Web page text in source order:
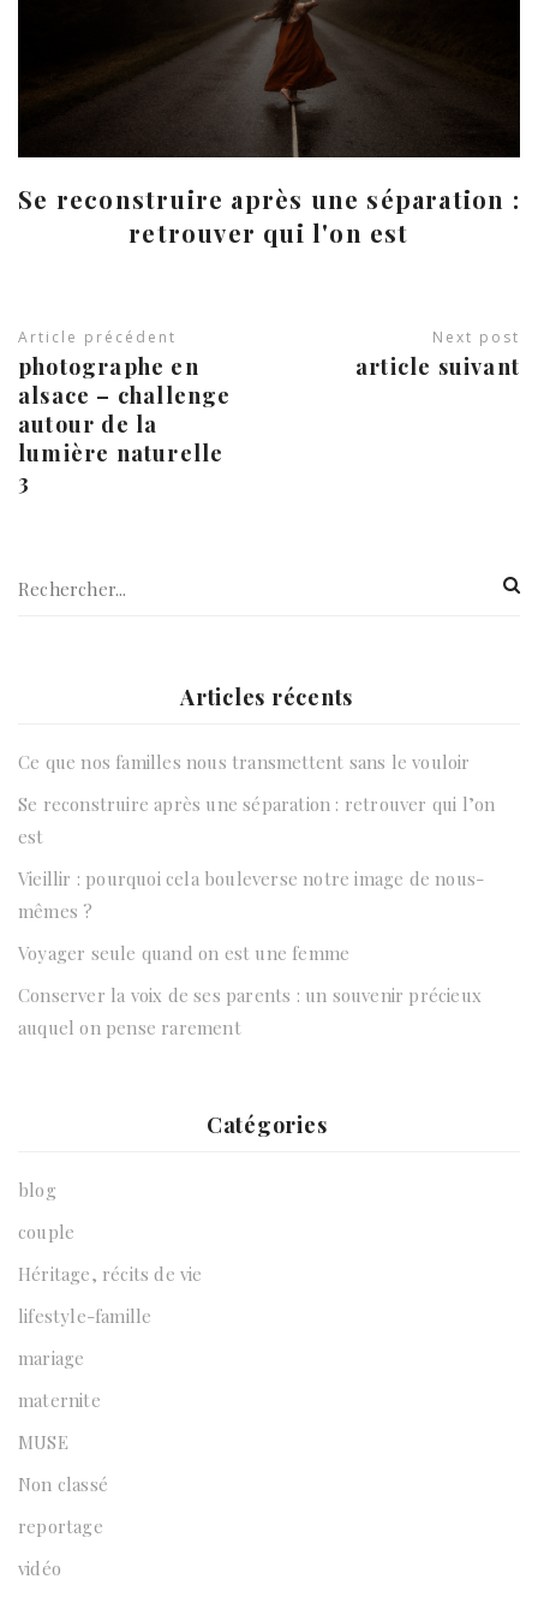
Se reconstruire après une séparation :
retrouver qui l'on est
Article précédent
photographe en
alsace – challenge
autour de la
lumière naturelle
3
Next post
article suivant
Articles récents
Ce que nos familles nous transmettent sans le vouloir
Se reconstruire après une séparation : retrouver qui l’on
est
Vieillir : pourquoi cela bouleverse notre image de nous-
mêmes ?
Voyager seule quand on est une femme
Conserver la voix de ses parents : un souvenir précieux
auquel on pense rarement
Catégories
blog
couple
Héritage, récits de vie
lifestyle-famille
mariage
maternite
MUSE
Non classé
reportage
vidéo